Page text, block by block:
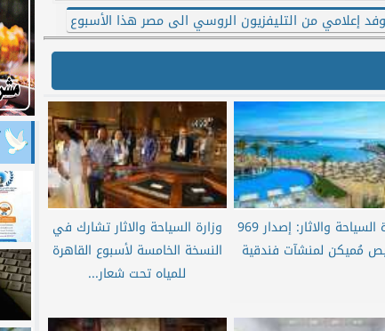
إعلامي من التليفزيون الروسي الى مصر هذا الأسبوع
وزارة السياحة والاثار: إصدار 969
مُميكن لمنشآت فندقية
وزارة السياحة والاثار تشارك في
النسخة الخامسة لأسبوع القاهرة
للمياه تحت شعار...